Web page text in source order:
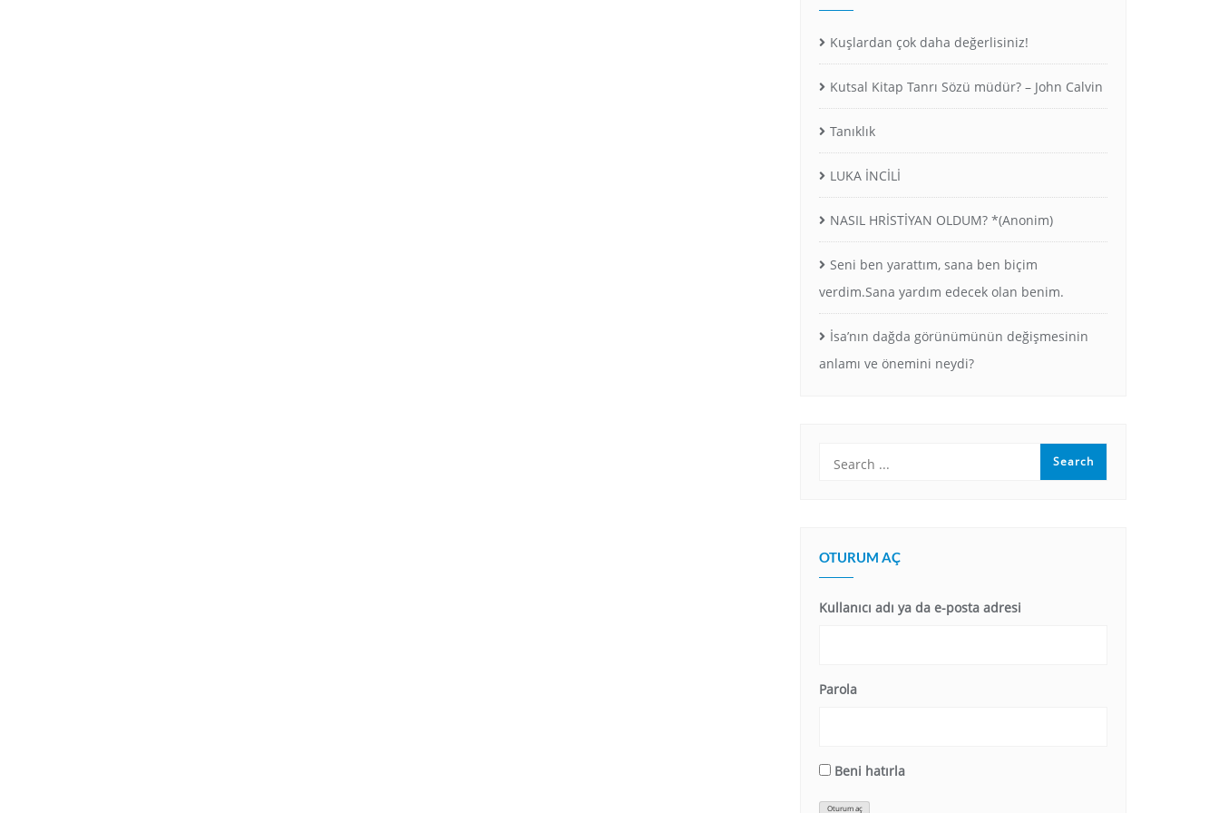
Kuşlardan çok daha değerlisiniz!
Kutsal Kitap Tanrı Sözü müdür? – John Calvin
Tanıklık
LUKA İNCİLİ
NASIL HRİSTİYAN OLDUM? *(Anonim)
Seni ben yarattım, sana ben biçim
verdim.Sana yardım edecek olan benim.
İsa’nın dağda görünümünün değişmesinin
anlamı ve önemini neydi?
OTURUM AÇ
Kullanıcı adı ya da e-posta adresi
Parola
Beni hatırla
Oturum aç